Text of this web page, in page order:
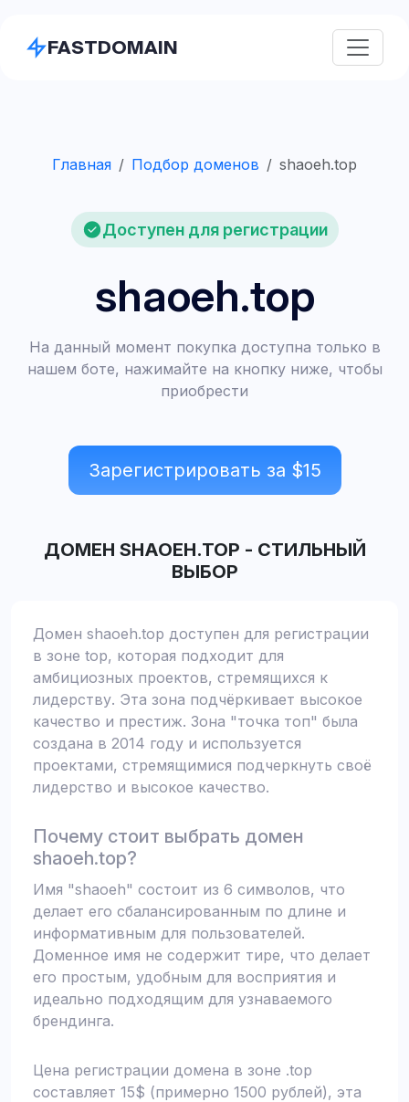
FASTDOMAIN
Главная Подбор доменов shaoeh.top
Доступен для регистрации
shaoeh.top
На данный момент покупка доступна только в
нашем боте, нажимайте на кнопку ниже, чтобы
приобрести
Зарегистрировать за $15
ДОМЕН SHAOEH.TOP - СТИЛЬНЫЙ
ВЫБОР
Домен shaoeh.top доступен для регистрации
в зоне top, которая подходит для
амбициозных проектов, стремящихся к
лидерству. Эта зона подчёркивает высокое
качество и престиж. Зона "точка топ" была
создана в 2014 году и используется
проектами, стремящимися подчеркнуть своё
лидерство и высокое качество.
Почему стоит выбрать домен
shaoeh.top?
Имя "shaoeh" состоит из 6 символов, что
делает его сбалансированным по длине и
информативным для пользователей.
Доменное имя не содержит тире, что делает
его простым, удобным для восприятия и
идеально подходящим для узнаваемого
брендинга.
Цена регистрации домена в зоне .top
составляет 15$ (примерно 1500 рублей), эта